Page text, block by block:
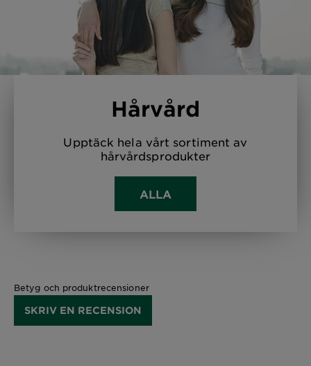
Hårvård
Upptäck hela vårt sortiment av
hårvårdsprodukter
ALLA
Betyg och produktrecensioner
SKRIV EN RECENSION